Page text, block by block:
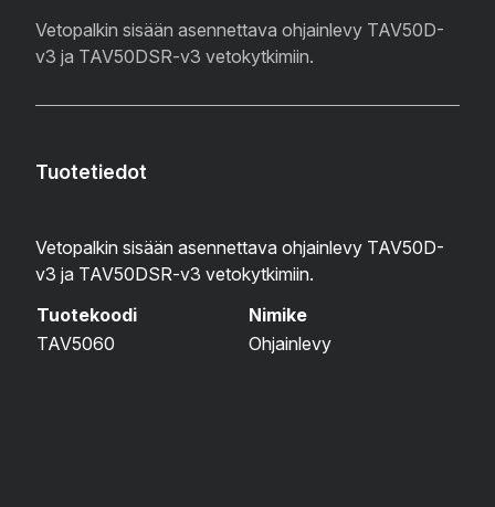
Vetopalkin sisään asennettava ohjainlevy TAV50D-
v3 ja TAV50DSR-v3 vetokytkimiin.
Tuotetiedot
Vetopalkin sisään asennettava ohjainlevy TAV50D-
v3 ja TAV50DSR-v3 vetokytkimiin.
Tuotekoodi
Nimike
TAV5060
Ohjainlevy